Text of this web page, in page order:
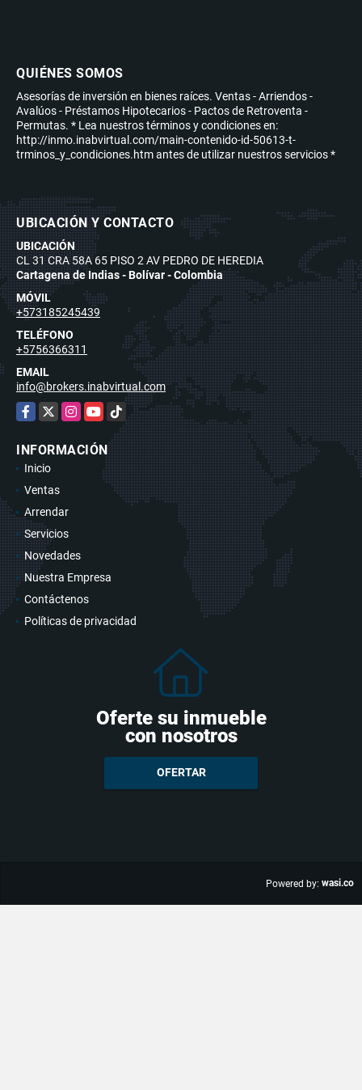
QUIÉNES SOMOS
Asesorías de inversión en bienes raíces. Ventas - Arriendos -
Avalúos - Préstamos Hipotecarios - Pactos de Retroventa -
Permutas. * Lea nuestros términos y condiciones en:
http://inmo.inabvirtual.com/main-contenido-id-50613-t-
trminos_y_condiciones.htm antes de utilizar nuestros servicios *
UBICACIÓN Y CONTACTO
UBICACIÓN
CL 31 CRA 58A 65 PISO 2 AV PEDRO DE HEREDIA
Cartagena de Indias - Bolívar - Colombia
MÓVIL
+573185245439
TELÉFONO
+5756366311
EMAIL
info@brokers.inabvirtual.com
Facebook
X Instagram
YouTubeTikTok
INFORMACIÓN
Inicio
Ventas
Arrendar
Servicios
Novedades
Nuestra Empresa
Contáctenos
Políticas de privacidad
Oferte su inmueble
con nosotros
OFERTAR
Powered by: wasi.co